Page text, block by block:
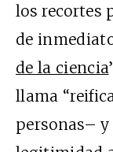
los recortes
de
de la ciencia
llama
personas–